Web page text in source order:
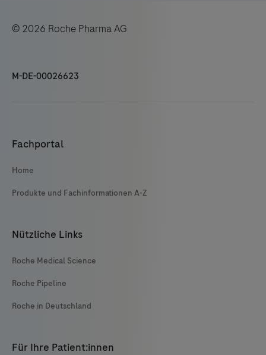
© 2026 Roche Pharma AG
M-DE-00026623
Fachportal
Home
Produkte und Fachinformationen A-Z
Nützliche Links
Roche Medical Science
Roche Pipeline
Roche in Deutschland
Für Ihre Patient:innen